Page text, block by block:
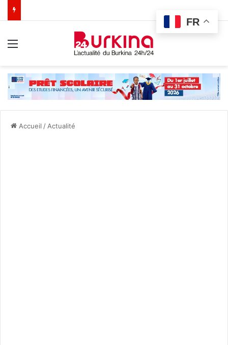
Accueil / Actualité
FR